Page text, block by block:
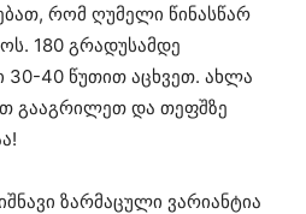
რომ ღუმელი წინასწარ
180 გრადუსამდე
40 წუთით აცხვეთ. ახლა
გააგრილეთ და თეფშზე
ზარმაცული ვარიანტია